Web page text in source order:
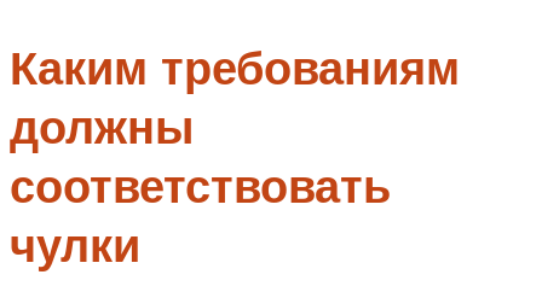
Каким требованиям
должны
соответствовать
чулки